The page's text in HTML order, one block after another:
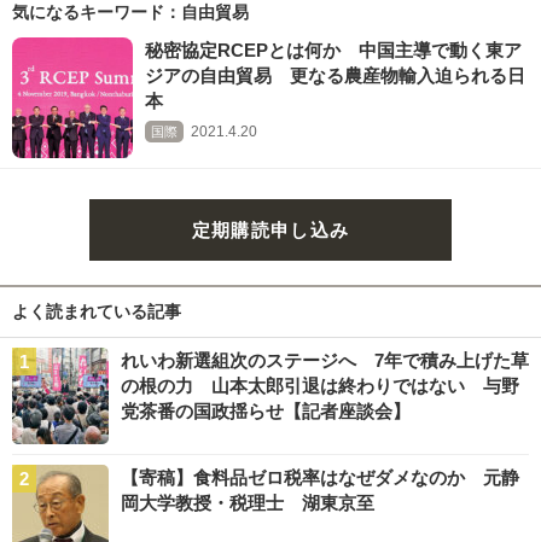
気になるキーワード：自由貿易
秘密協定RCEPとは何か 中国主導で動く東ア
ジアの自由貿易 更なる農産物輸入迫られる日
本
国際 2021.4.20
定期購読申し込み
よく読まれている記事
れいわ新選組次のステージへ 7年で積み上げた草
の根の力 山本太郎引退は終わりではない 与野
党茶番の国政揺らせ【記者座談会】
【寄稿】食料品ゼロ税率はなぜダメなのか 元静
岡大学教授・税理士 湖東京至